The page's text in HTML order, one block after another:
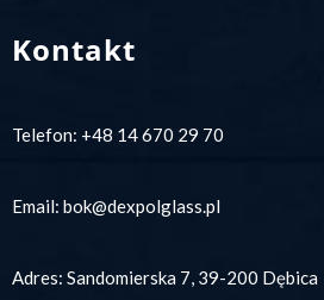
Kontakt
Telefon: +48 14 670 29 70
Email: bok@dexpolglass.pl
Adres: Sandomierska 7, 39-200 Dębica